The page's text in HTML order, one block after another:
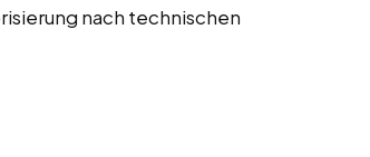
nach technischen